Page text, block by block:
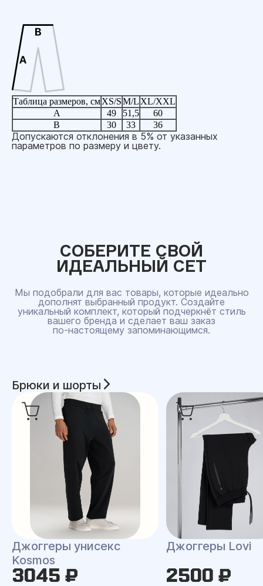
Таблица размеров, смXS/SM/L XL/XXL
A
49 51,5
60
B
30 33 36
Допускаются отклонения в 5% от указанных
параметров по размеру и цвету.
СОБЕРИТЕ СВОЙ
ИДЕАЛЬНЫЙ СЕТ
Мы подобрали для вас товары, которые идеально
дополнят выбранный продукт. Создайте
уникальный комплект, который подчеркнёт стиль
вашего бренда и сделает ваш заказ
по‑настоящему запоминающимся.
Брюки и шорты
Джоггеры унисекс
Kosmos
3045 ₽
Джоггеры Lovi
2500 ₽